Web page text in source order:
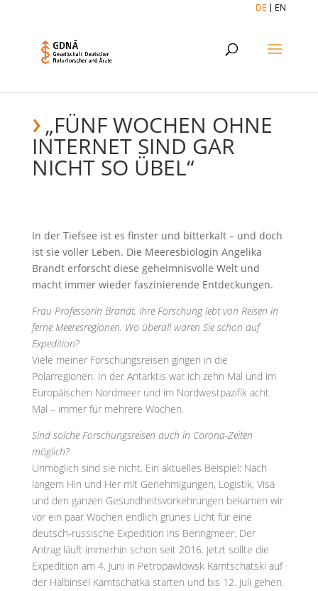
DE EN
„FÜNF WOCHEN OHNE
INTERNET SIND GAR
NICHT SO ÜBEL“
In der Tiefsee ist es finster und bitterkalt – und doch
ist sie voller Leben. Die Meeresbiologin Angelika
Brandt erforscht diese geheimnisvolle Welt und
macht immer wieder faszinierende Entdeckungen.
Frau Professorin Brandt, Ihre Forschung lebt von Reisen in
ferne Meeresregionen. Wo überall waren Sie schon auf
Expedition?
Viele meiner Forschungsreisen gingen in die
Polarregionen. In der Antarktis war ich zehn Mal und im
Europäischen Nordmeer und im Nordwestpazifik acht
Mal – immer für mehrere Wochen.
Sind solche Forschungsreisen auch in Corona-Zeiten
möglich?
Unmöglich sind sie nicht. Ein aktuelles Beispiel: Nach
langem Hin und Her mit Genehmigungen, Logistik, Visa
und den ganzen Gesundheitsvorkehrungen bekamen wir
vor ein paar Wochen endlich grünes Licht für eine
deutsch-russische Expedition ins Beringmeer. Der
Antrag läuft immerhin schon seit 2016. Jetzt sollte die
Expedition am 4. Juni in Petropawlowsk Kamtschatski auf
der Halbinsel Kamtschatka starten und bis 12. Juli gehen.